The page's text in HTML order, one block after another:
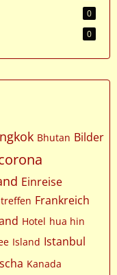
0
0
Bhutan Bilder
Einreise
Frankreich
Hotel hua hin
Island Istanbul
Kanada